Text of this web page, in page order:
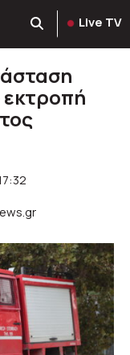
Live TV
εκτροπή